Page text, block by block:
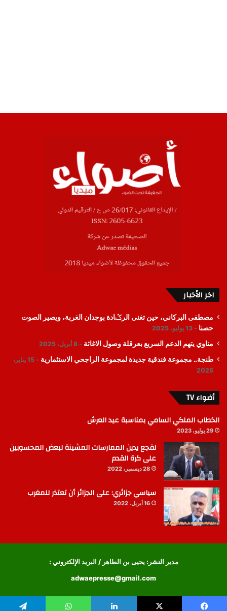
اخر الأخبار
مصطفى البركاني، حين تغنى الرݣادة بوجدان الغربة، ويصير الصوت
حصنا
13 يوليو، 2025
مناوي يتهم الدعم السريع بعرقلة وصول الاغاثة 8 أبريل، 2025
طنجة.. مجموعة فندقية جديدة لمجموعة الراجحي الاستثمارية
15 يناير،
2025
أضواء TV
الخطاب الملكي السامي بمناسبة عيد العرش
29 يوليو، 2023
لقجع يدين الممارسات المشينة لبعض المحسوبين
على كرة القدم
28 ديسمبر، 2022
سياسي جزائري: على الجزائر أن تعتذر للمغرب
16 أبريل، 2022
مدير النشر: يحيى بن الطاهر / البريد الإلكتروني :
adwaepresse@gmail.com